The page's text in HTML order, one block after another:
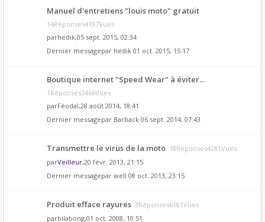
Manuel d'entretiens "louis moto" gratuit
14Réponses4197Vues
parhedik,05 sept. 2015, 02:34
Dernier messagepar hedik 01 oct. 2015, 15:17
Boutique internet "Speed Wear" à éviter...
1Réponses3466Vues
parFéodal,28 août 2014, 18:41
Dernier messagepar Barback 06 sept. 2014, 07:43
Transmettre le virus de la moto 18Réponses4281Vues
parVeilleur,20 févr. 2013, 21:15
Dernier messagepar well 08 oct. 2013, 23:15
Produit efface rayures 3Réponses6181Vues
parbilabong,01 oct. 2008, 10:51